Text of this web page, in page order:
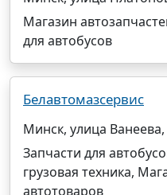
Магазин
для автобусов
Белавтомазсервис
Минск, улица Ванеева,
Запчасти для
грузовая техника,
автотоваров